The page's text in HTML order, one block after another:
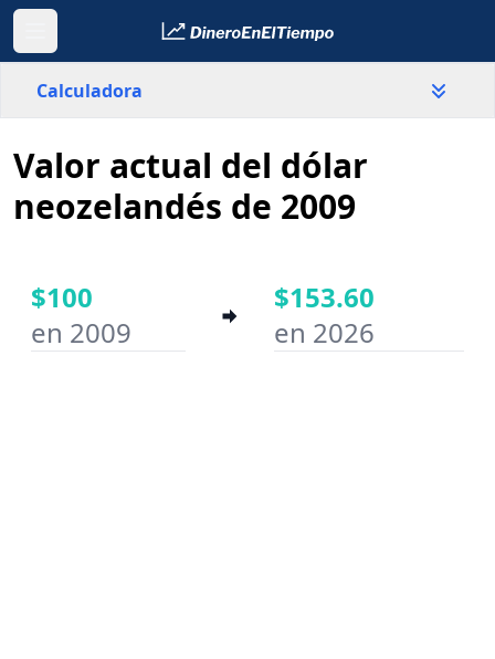
Calculadora
Nueva Zelanda
País
Año inicial
Valor actual del dólar
neozelandés de 2009
$100
en 2009
$153.60
en 2026